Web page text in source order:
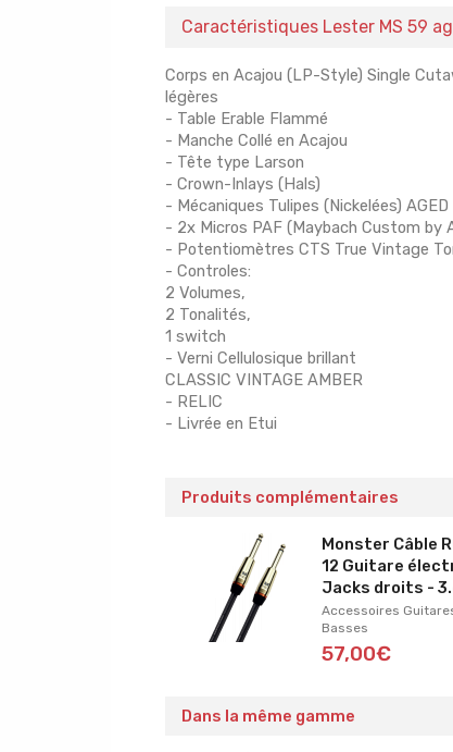
Caractéristiques Lester MS 59
Corps en Acajou (LP-Style) Single
légères
- Table Erable Flammé
- Manche Collé en Acajou
- Tête type Larson
- Crown-Inlays (Hals)
- Mécaniques Tulipes (Nickelées) AGED
- 2x Micros PAF (Maybach Custom by
- Potentiomètres CTS True Vintage
- Controles:
2 Volumes,
2 Tonalités,
1 switch
- Verni Cellulosique brillant
CLASSIC VINTAGE AMBER
- RELIC
- Livrée en Etui
Produits complémentaires
Monster Câble
12 Guitare
Jacks droits -
Accessoires
Basses
57,00€
Dans la même gamme